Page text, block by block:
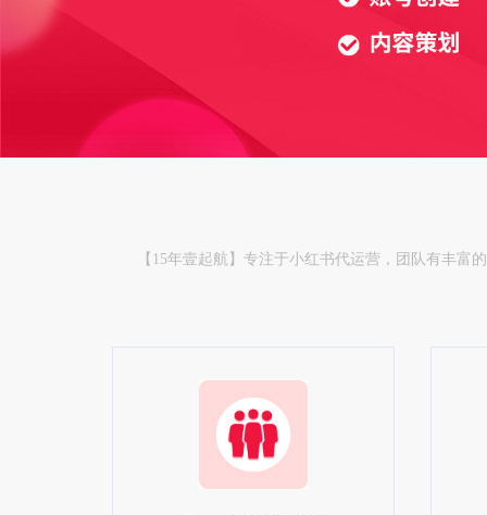
【15年壹起航】专注于小红书代运营，团队有丰